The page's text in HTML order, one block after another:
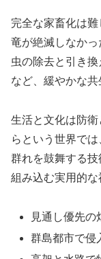
完全な家畜化は
竜が絶滅しなか
虫の除去と引き
など、緩やかな共
生活と文化は防
らという世界で
群れを鼓舞する
組み込む実用的な
見通し優先の
群島都市で侵